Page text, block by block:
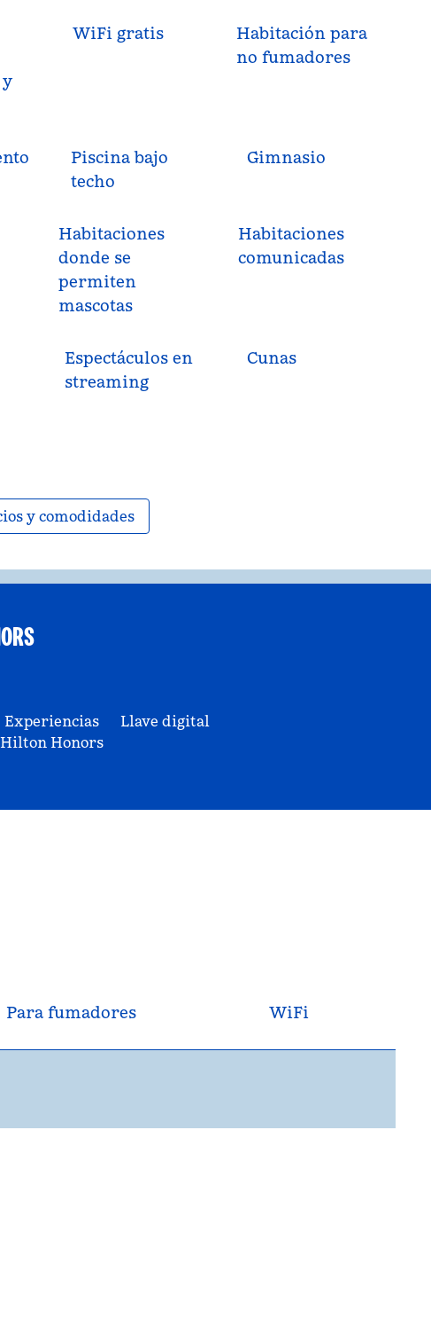
WiFi gratis
Habitación para
no fumadores
Piscina bajo
techo
Gimnasio
Habitaciones
donde se
permiten
mascotas
Habitaciones
comunicadas
Espectáculos en
streaming
Cunas
y comodidades
Experiencias
Hilton Honors
Llave digital
Para fumadores WiFi